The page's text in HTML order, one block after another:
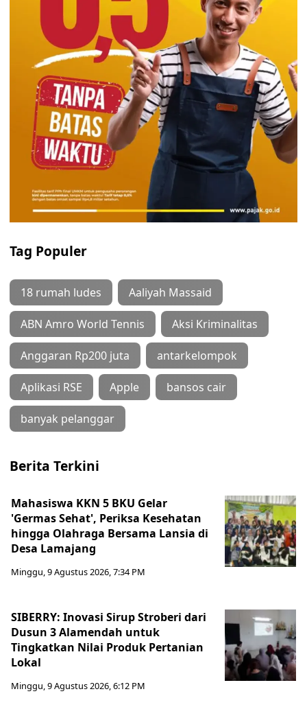
Tag Populer
18 rumah ludes Aaliyah Massaid
ABN Amro World Tennis Aksi Kriminalitas
Anggaran Rp200 juta antarkelompok
Aplikasi RSE Apple bansos cair
banyak pelanggar
Berita Terkini
Mahasiswa KKN 5 BKU Gelar
'Germas Sehat', Periksa Kesehatan
hingga Olahraga Bersama Lansia di
Desa Lamajang
Minggu, 9 Agustus 2026, 7:34 PM
SIBERRY: Inovasi Sirup Stroberi dari
Dusun 3 Alamendah untuk
Tingkatkan Nilai Produk Pertanian
Lokal
Minggu, 9 Agustus 2026, 6:12 PM